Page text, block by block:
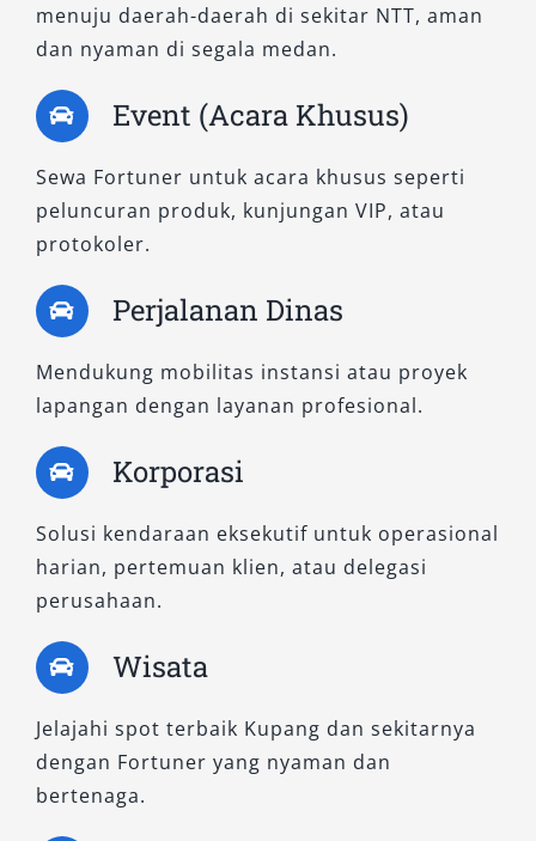
performa responsif dengan kabin yang senyap
dan halus. Varian ini cocok untuk pengguna
yang lebih menyukai karakteristik mesin bensin
dan sering menggunakan kendaraan di jalur
perkotaan. Desain eksteriornya juga tampil
modern dan stylish, sangat cocok untuk
kegiatan formal atau acara keluarga. Sewa
mobil SUV mewah seperti tipe SRZ memberi
pengalaman berkendara yang tenang dan
menyenangkan.
B. Tipe Fortuner 4×4: Tangguh
Profesional
1. Fortuner 2.8 VRZ 4×4 A/T Non RSE
Untuk Anda yang membutuhkan ketangguhan
lebih, tipe ini hadir dengan sistem penggerak 4
roda (4WD) dan mesin diesel 2.8L yang kuat.
Cocok digunakan untuk perjalanan ke daerah
pedalaman, kegiatan lapangan, maupun wisata
alam yang menantang. Meski tanpa Rear Seat
Entertainment (RSE), kenyamanan tetap terjaga
menuju daerah-daerah di sekitar NTT, aman
dan nyaman di segala medan.
Event (Acara Khusus)
Sewa Fortuner untuk acara khusus seperti
peluncuran produk, kunjungan VIP, atau
protokoler.
Perjalanan Dinas
Mendukung mobilitas instansi atau proyek
lapangan dengan layanan profesional.
Korporasi
Solusi kendaraan eksekutif untuk operasional
harian, pertemuan klien, atau delegasi
perusahaan.
Wisata
Jelajahi spot terbaik Kupang dan sekitarnya
dengan Fortuner yang nyaman dan
bertenaga.